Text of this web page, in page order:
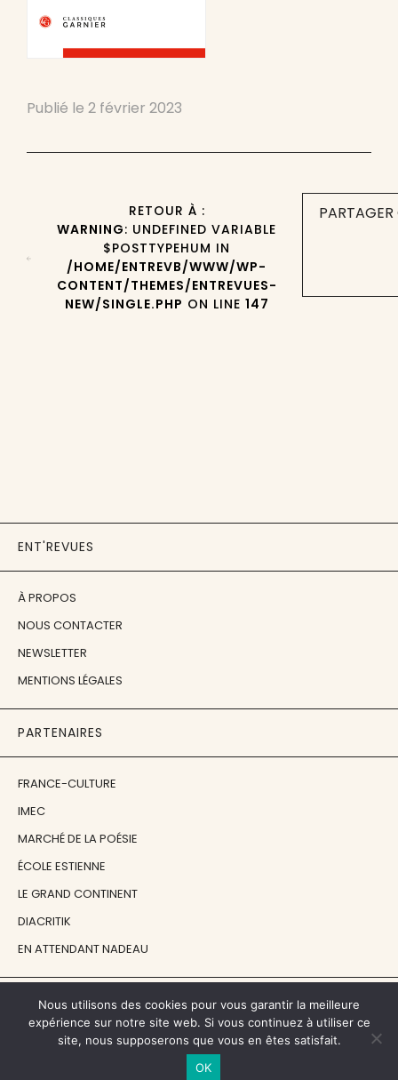
Publié le 2 février 2023
RETOUR À :
WARNING: UNDEFINED VARIABLE
$POSTTYPEHUM IN
/HOME/ENTREVB/WWW/WP-
CONTENT/THEMES/ENTREVUES-
NEW/SINGLE.PHP ON LINE 147
ENT'REVUES
À PROPOS
NOUS CONTACTER
NEWSLETTER
MENTIONS LÉGALES
PARTENAIRES
FRANCE-CULTURE
IMEC
MARCHÉ DE LA POÉSIE
ÉCOLE ESTIENNE
LE GRAND CONTINENT
DIACRITIK
EN ATTENDANT NADEAU
NOS SOUTIENS
CENTRE NATIONAL DU LIVRE
Nous utilisons des cookies pour vous garantir la meilleure
expérience sur notre site web. Si vous continuez à utiliser ce
site, nous supposerons que vous en êtes satisfait.
OK